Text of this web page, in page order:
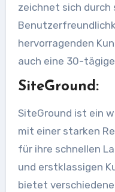
zeichnet sich durch
hervorragenden
auch eine 30-
SiteGround:
SiteGround ist ein
mit einer starken
für ihre schnellen
und erstklassigen
bietet